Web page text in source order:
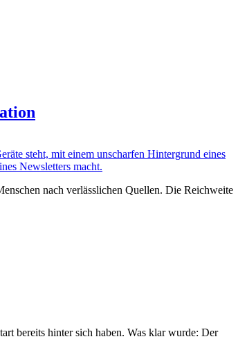
nach verlässlichen Quellen. Die Reichweite
bereits hinter sich haben. Was klar wurde: Der